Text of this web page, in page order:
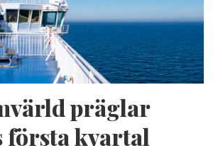
präglar
första kvartal